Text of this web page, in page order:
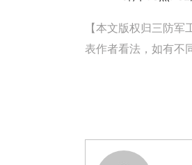
【本文版权归三防
表作者看法，如有不